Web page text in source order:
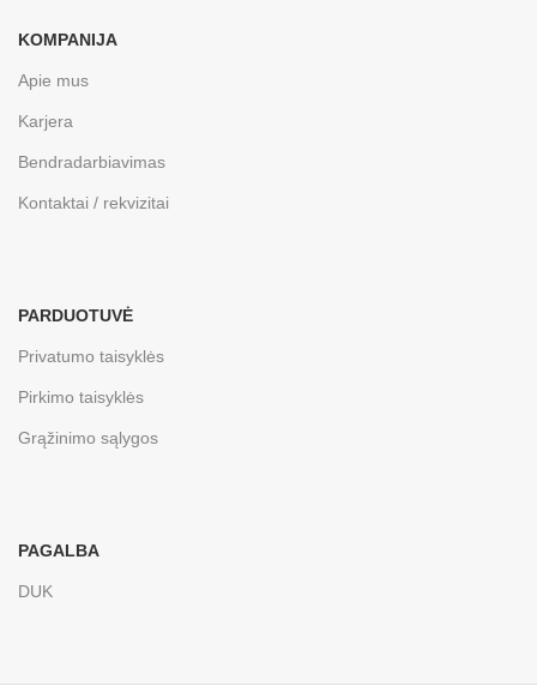
KOMPANIJA
Apie mus
Karjera
Bendradarbiavimas
Kontaktai / rekvizitai
PARDUOTUVĖ
Privatumo taisyklės
Pirkimo taisyklės
Grąžinimo sąlygos
PAGALBA
DUK